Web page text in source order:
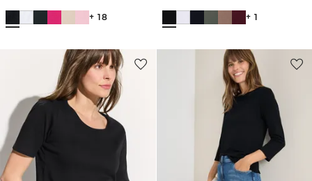
+ 18 + 1